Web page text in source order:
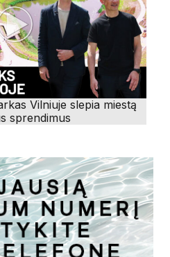
Vilniuje slepia miestą
sprendimus